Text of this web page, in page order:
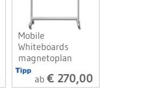
Mobile
Whiteboards
magnetoplan
ab € 270,00